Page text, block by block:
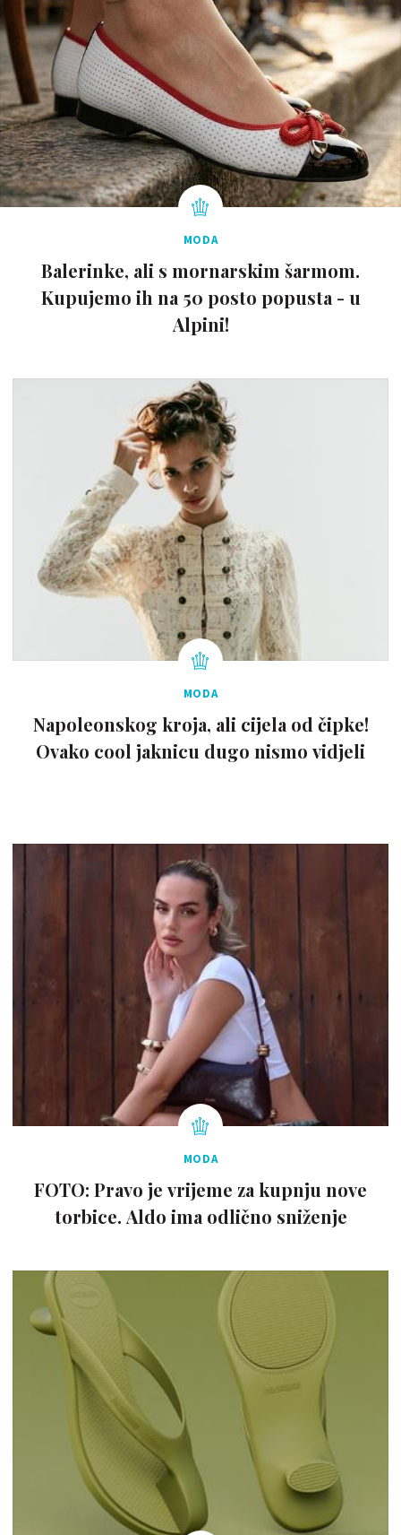
MODA
Balerinke, ali s mornarskim šarmom.
Kupujemo ih na 50 posto popusta - u
Alpini!
MODA
Napoleonskog kroja, ali cijela od čipke!
Ovako cool jaknicu dugo nismo vidjeli
MODA
FOTO: Pravo je vrijeme za kupnju nove
torbice. Aldo ima odlično sniženje